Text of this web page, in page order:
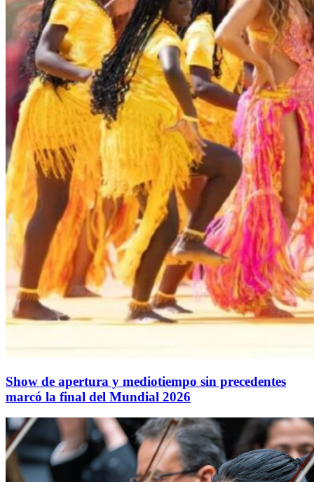
Show de apertura y mediotiempo sin precedentes
marcó la final del Mundial 2026